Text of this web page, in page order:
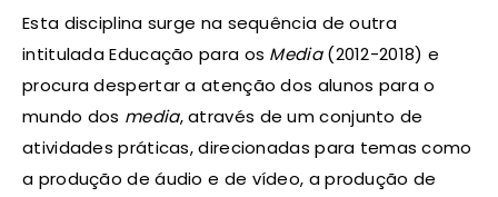
Esta disciplina surge na sequência de outra
intitulada Educação para os Media(2012-2018) e
procura despertar a atenção dos alunos para o
mundo dos media, através de um conjunto de
atividades práticas, direcionadas para temas como
a produção de áudio e de vídeo, a produção de